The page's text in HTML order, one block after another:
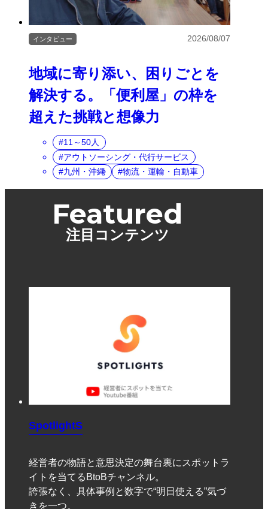
地域に寄り添い、困りごとを
解決する。「便利屋」の枠を
超えた挑戦と想像力
インタビュー 2026/08/07
11～50人
アウトソーシング・代行サービス
九州・沖縄
物流・運輸・自動車
Featured
注目コンテンツ
SpotlightS
経営者の物語と意思決定の舞台裏にスポットラ
イトを当てるBtoBチャンネル。
誇張なく、具体事例と数字で“明日使える”気づ
きを一つ。